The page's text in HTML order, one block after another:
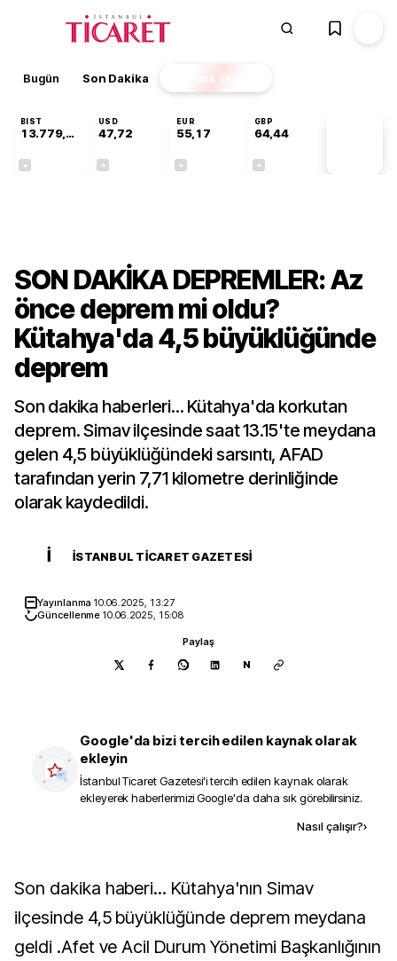
Bugün Son Dakika Finans EKSTRA
BIST
13.779,39
USD
47,72
EUR
55,17
GBP
64,44
SON DAKİKA DEPREMLER: Az
önce deprem mi oldu?
Kütahya'da 4,5 büyüklüğünde
deprem
Son dakika haberleri... Kütahya'da korkutan
deprem. Simav ilçesinde saat 13.15'te meydana
gelen 4,5 büyüklüğündeki sarsıntı, AFAD
tarafından yerin 7,71 kilometre derinliğinde
olarak kaydedildi.
İ İSTANBUL TICARET GAZETESI
Yayınlanma 10.06.2025, 13:27
Güncellenme 10.06.2025, 15:08
Paylaş
N
Google'da bizi tercih edilen kaynak olarak
ekleyin
İstanbul Ticaret Gazetesi'i tercih edilen kaynak olarak
ekleyerek haberlerimizi Google'da daha sık görebilirsiniz.
Nasıl çalışır?›
Son dakika haberi... Kütahya'nın Simav
ilçesinde 4,5 büyüklüğünde deprem meydana
geldi .Afet ve Acil Durum Yönetimi Başkanlığının